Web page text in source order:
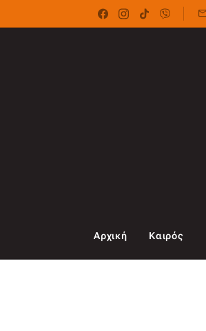
Αρχική Καιρός